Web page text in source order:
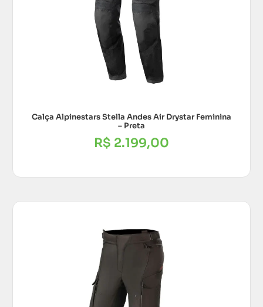
Calça Alpinestars Stella Andes Air Drystar Feminina
– Preta
R$ 2.199,00